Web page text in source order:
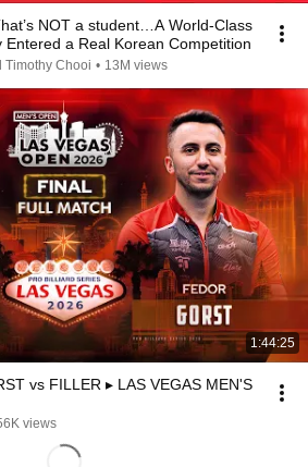
NOT a student…A World-Class
Entered a Real Korean Competition
Timothy Chooi • 13M views
1:44:25
vs FILLER ▸ LAS VEGAS MEN'S
views